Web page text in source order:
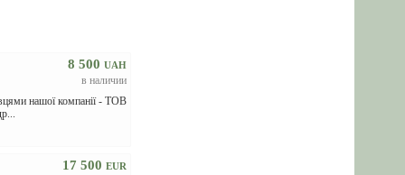
8 500 UAH
в наличии
нашої компанії - ТОВ
17 500 EUR